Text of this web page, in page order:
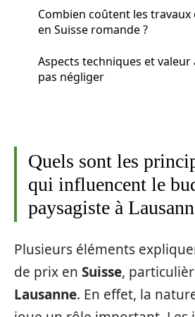
Combien coûtent les travaux
en Suisse romande ?
Aspects techniques et valeur
pas négliger
Quels sont les
qui influencent le
paysagiste à
Plusieurs éléments
de prix en Suisse,
Lausanne. En effet, la